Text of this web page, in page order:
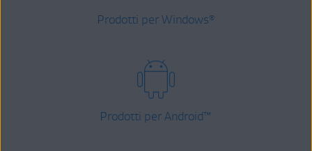
Prodotti per Windows®
Prodotti per Android™